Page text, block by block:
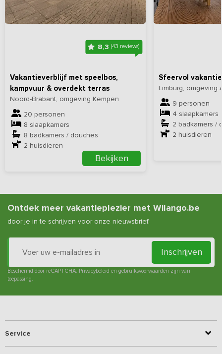
8,3 (43 reviews)
Vakantieverblijf met speelbos,
kampvuur & overdekt terras
Noord-Brabant, omgeving Kempen
20 personen
8 slaapkamers
8 badkamers / douches
2 huisdieren
Bekijken
Sfeervol
Limburg, omgeving
9 personen
4 slaapkamers
2 badkamers /
2 huisdieren
Ontdek meer vakantieplezier met Wilango.be
door je in te schrijven voor onze nieuwsbrief.
Inschrijven
Beschermd door reCAPTCHA. Privacybeleid en gebruiksvoorwaarden zijn van
toepassing.
Service